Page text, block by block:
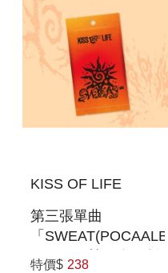
KISS OF LIFE
第三張單曲
「
VER.)」(韓國進口版)
特價$ 238